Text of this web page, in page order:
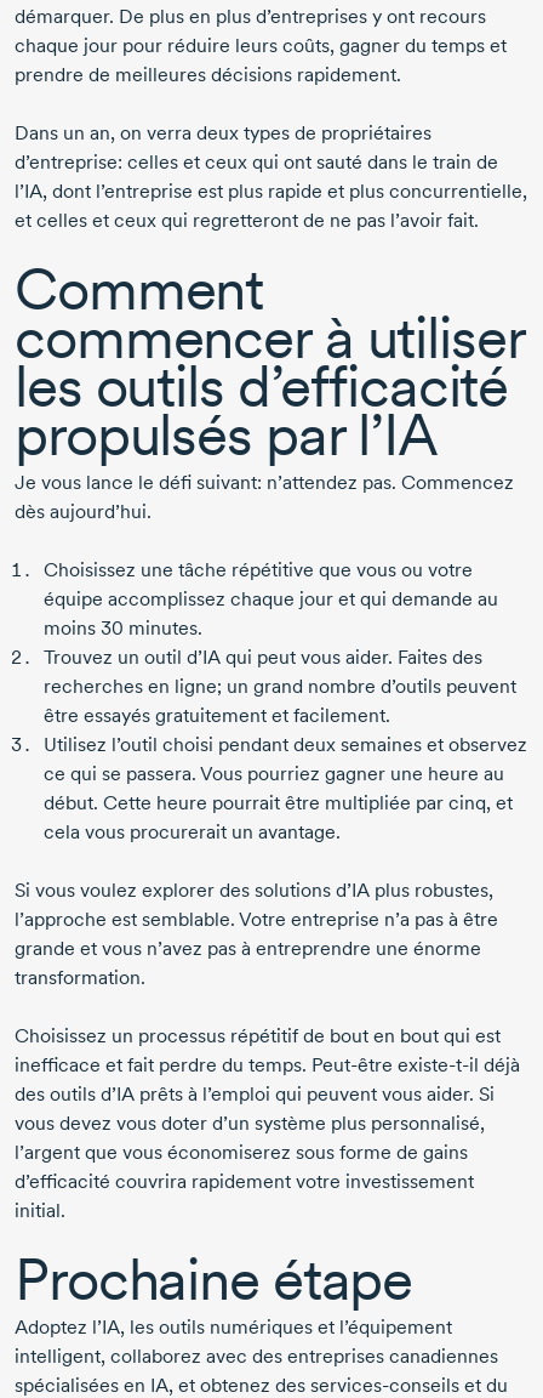
démarquer. De plus en plus d’entreprises y ont recours
chaque jour pour réduire leurs coûts, gagner du temps et
prendre de meilleures décisions rapidement.
Dans un an, on verra deux types de propriétaires
d’entreprise: celles et ceux qui ont sauté dans le train de
l’IA, dont l’entreprise est plus rapide et plus concurrentielle,
et celles et ceux qui regretteront de ne pas l’avoir fait.
Comment
commencer à utiliser
les outils d’efficacité
propulsés par l’IA
Je vous lance le défi suivant: n’attendez pas. Commencez
dès aujourd’hui.
Choisissez une tâche répétitive que vous ou votre
équipe accomplissez chaque jour et qui demande au
moins 30 minutes.
Trouvez un outil d’IA qui peut vous aider. Faites des
recherches en ligne; un grand nombre d’outils peuvent
être essayés gratuitement et facilement.
Utilisez l’outil choisi pendant deux semaines et observez
ce qui se passera. Vous pourriez gagner une heure au
début. Cette heure pourrait être multipliée par cinq, et
cela vous procurerait un avantage.
Si vous voulez explorer des solutions d’IA plus robustes,
l’approche est semblable. Votre entreprise n’a pas à être
grande et vous n’avez pas à entreprendre une énorme
transformation.
Choisissez un processus répétitif de bout en bout qui est
inefficace et fait perdre du temps. Peut-être existe-t-il déjà
des outils d’IA prêts à l’emploi qui peuvent vous aider. Si
vous devez vous doter d’un système plus personnalisé,
l’argent que vous économiserez sous forme de gains
d’efficacité couvrira rapidement votre investissement
initial.
Prochaine étape
Adoptez l’IA, les outils numériques et l’équipement
intelligent, collaborez avec des entreprises canadiennes
spécialisées en IA, et obtenez des services-conseils et du